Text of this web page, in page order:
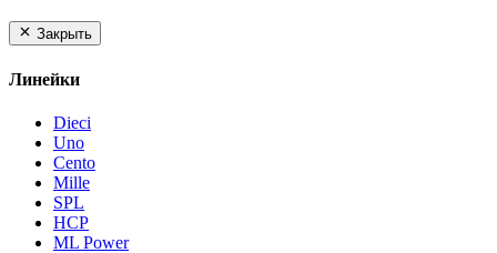
Закрыть
Линейки
Dieci
Uno
Cento
Mille
SPL
HCP
ML Power